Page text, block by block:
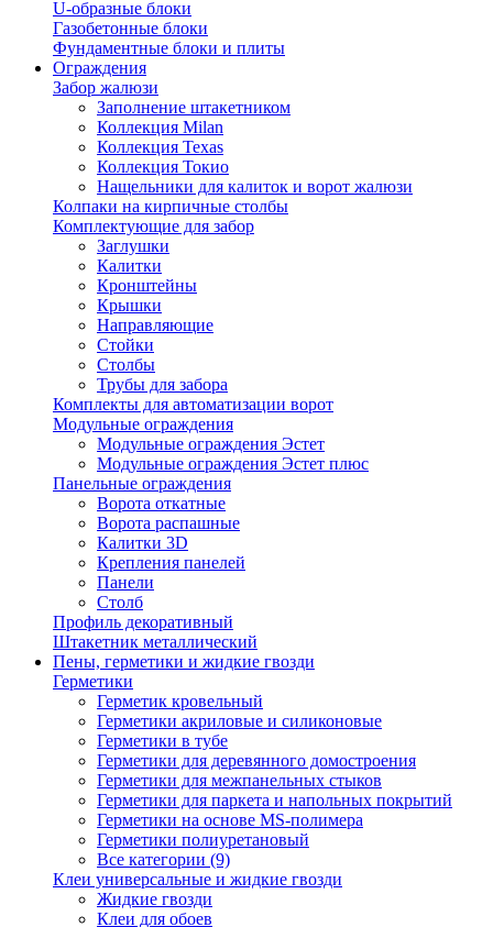
U-образные блоки
Газобетонные блоки
Фундаментные блоки и плиты
Ограждения
Забор жалюзи
Заполнение штакетником
Коллекция Milan
Коллекция Texas
Коллекция Токио
Нащельники для калиток и ворот жалюзи
Колпаки на кирпичные столбы
Комплектующие для забор
Заглушки
Калитки
Кронштейны
Крышки
Направляющие
Стойки
Столбы
Трубы для забора
Комплекты для автоматизации ворот
Модульные ограждения
Модульные ограждения Эстет
Модульные ограждения Эстет плюс
Панельные ограждения
Ворота откатные
Ворота распашные
Калитки 3D
Крепления панелей
Панели
Столб
Профиль декоративный
Штакетник металлический
Пены, герметики и жидкие гвозди
Герметики
Герметик кровельный
Герметики акриловые и силиконовые
Герметики в тубе
Герметики для деревянного домостроения
Герметики для межпанельных стыков
Герметики для паркета и напольных покрытий
Герметики на основе MS-полимера
Герметики полиуретановый
Все категории (9)
Клеи универсальные и жидкие гвозди
Жидкие гвозди
Клеи для обоев